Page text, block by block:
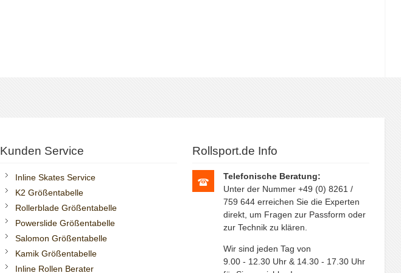
Kunden Service
Inline Skates Service
K2 Größentabelle
Rollerblade Größentabelle
Powerslide Größentabelle
Salomon Größentabelle
Kamik Größentabelle
Inline Rollen Berater
Rollsport.de Info
Telefonische Beratung:
Unter der Nummer +49 (0) 8261 /
759 644 erreichen Sie die Experten
direkt, um Fragen zur Passform oder
zur Technik zu klären.
Wir sind jeden Tag von
9.00 - 12.30 Uhr & 14.30 - 17.30 Uhr